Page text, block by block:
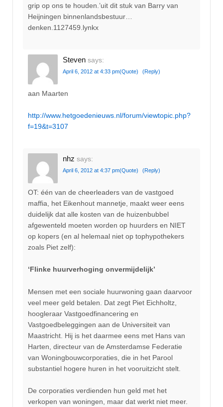
grip op ons te houden.’uit dit stuk van Barry van
Heijningen binnenlandsbestuur…
denken.1127459.lynkx
Steven says:
April 6, 2012 at 4:33 pm(Quote) (Reply)
aan Maarten
http://www.hetgoedenieuws.nl/forum/viewtopic.php?
f=19&t=3107
nhz says:
April 6, 2012 at 4:37 pm(Quote) (Reply)
OT: één van de cheerleaders van de vastgoed
maffia, het Eikenhout mannetje, maakt weer eens
duidelijk dat alle kosten van de huizenbubbel
afgewenteld moeten worden op huurders en NIET
op kopers (en al helemaal niet op tophypothekers
zoals Piet zelf):
‘Flinke huurverhoging onvermijdelijk’
Mensen met een sociale huurwoning gaan daarvoor
veel meer geld betalen. Dat zegt Piet Eichholtz,
hoogleraar Vastgoedfinancering en
Vastgoedbeleggingen aan de Universiteit van
Maastricht. Hij is het daarmee eens met Hans van
Harten, directeur van de Amsterdamse Federatie
van Woningbouwcorporaties, die in het Parool
substantiel hogere huren in het vooruitzicht stelt.
De corporaties verdienden hun geld met het
verkopen van woningen, maar dat werkt niet meer.